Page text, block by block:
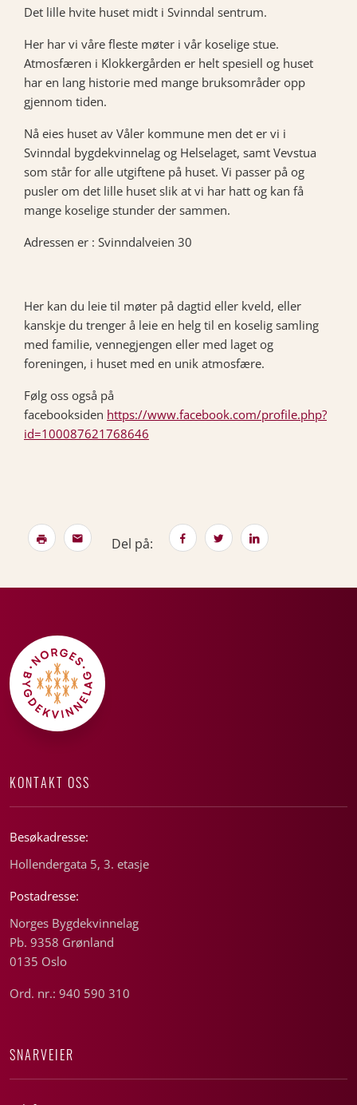
Det lille hvite huset midt i Svinndal sentrum.
Her har vi våre fleste møter i vår koselige stue.
Atmosfæren i Klokkergården er helt spesiell og huset
har en lang historie med mange bruksområder opp
gjennom tiden.
Nå eies huset av Våler kommune men det er vi i
Svinndal bygdekvinnelag og Helselaget, samt Vevstua
som står for alle utgiftene på huset. Vi passer på og
pusler om det lille huset slik at vi har hatt og kan få
mange koselige stunder der sammen.
Adressen er : Svinndalveien 30
Her kan du leie til møter på dagtid eller kveld, eller
kanskje du trenger å leie en helg til en koselig samling
med familie, vennegjengen eller med laget og
foreningen, i huset med en unik atmosfære.
Følg oss også på
facebooksiden https://www.facebook.com/profile.php?
id=100087621768646
Del på:
KONTAKT OSS
Besøkadresse:
Hollendergata 5, 3. etasje
Postadresse:
Norges Bygdekvinnelag
Pb. 9358 Grønland
0135 Oslo
Ord. nr.: 940 590 310
SNARVEIER